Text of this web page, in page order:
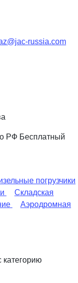
russia.com
РФ Бесплатный
погрузчики
Складская
Аэродромная